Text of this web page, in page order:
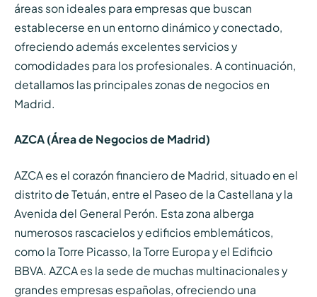
áreas son ideales para empresas que buscan
establecerse en un entorno dinámico y conectado,
ofreciendo además excelentes servicios y
comodidades para los profesionales. A continuación,
detallamos las principales zonas de negocios en
Madrid.
AZCA (Área de Negocios de Madrid)
AZCA es el corazón financiero de Madrid, situado en el
distrito de Tetuán, entre el Paseo de la Castellana y la
Avenida del General Perón. Esta zona alberga
numerosos rascacielos y edificios emblemáticos,
como la Torre Picasso, la Torre Europa y el Edificio
BBVA. AZCA es la sede de muchas multinacionales y
grandes empresas españolas, ofreciendo una